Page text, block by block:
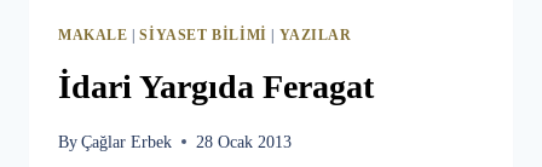
MAKALE |SIYASET BILIMI YAZILAR
İdari Yargıda Feragat
By Çağlar Erbek 28 Ocak 2013